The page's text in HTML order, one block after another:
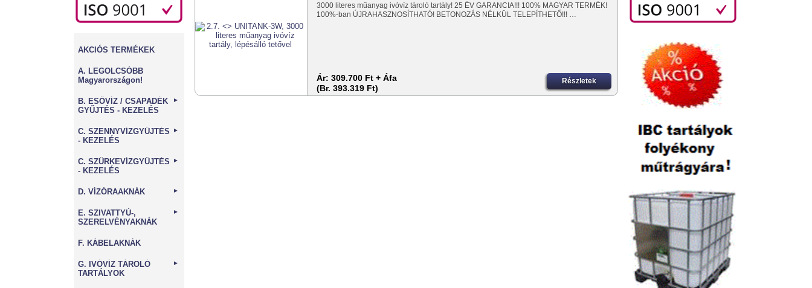
AKCIÓS TERMÉKEK
A. LEGOLCSÓBB
Magyarországon!
B. ESŐVÍZ / CSAPADÉK
GYŰJTÉS - KEZELÉS
►
C. SZENNYVÍZGYŰJTÉS
- KEZELÉS
►
C. SZÜRKEVÍZGYŰJTÉS
- KEZELÉS
►
D. VÍZÓRAAKNÁK ►
E. SZIVATTYÚ-,
SZERELVÉNYAKNÁK
►
F. KÁBELAKNÁK
G. IVÓVÍZ TÁROLÓ
TARTÁLYOK
►
3000 literes műanyag ivóvíz tároló tartály! 25 ÉV GARANCIA!!! 100% MAGYAR TERMÉK!
100%-ban ÚJRAHASZNOSÍTHATÓ! BETONOZÁS NÉLKÜL TELEPÍTHETŐ!!! …
Ár: 309.700 Ft + Áfa
(Br. 393.319 Ft)
Részletek